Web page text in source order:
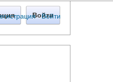
· Войти
Войти